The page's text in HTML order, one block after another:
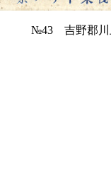
№43 吉野郡川